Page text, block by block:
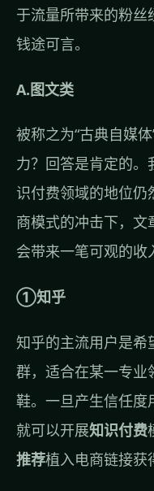
于流量所带来的粉
钱途可言。
A.图文类
被称之为“古典自媒
力？回答是肯定的
识付费领域的地位
商模式的冲击下，
会带来一笔可观的收
①知乎
知乎的主流用户是希
群，适合在某一专业
鞋。一旦产生信任度
就可以开展知识付费
推荐植入电商链接获